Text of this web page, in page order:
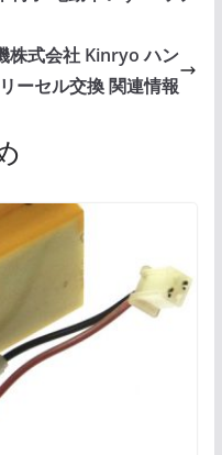
株式会社 Kinryo ハン
ーセル交換 関連情報